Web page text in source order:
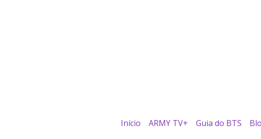
Início ARMY TV+ Guia do BTS